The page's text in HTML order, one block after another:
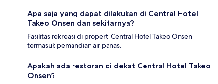
Apa saja yang dapat dilakukan di Central Hotel
Takeo Onsen dan sekitarnya?
Fasilitas rekreasi di properti Central Hotel Takeo Onsen
termasuk pemandian air panas.
Apakah ada restoran di dekat Central Hotel Takeo
Onsen?